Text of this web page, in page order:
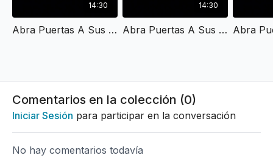
14:30
Abra Puertas A Sus Hijos I.mov
14:30
Abra Puertas A Sus Hijos II.mov
Comentarios en la colección (0)
Iniciar Sesión para participar en la conversación
No hay comentarios todavía